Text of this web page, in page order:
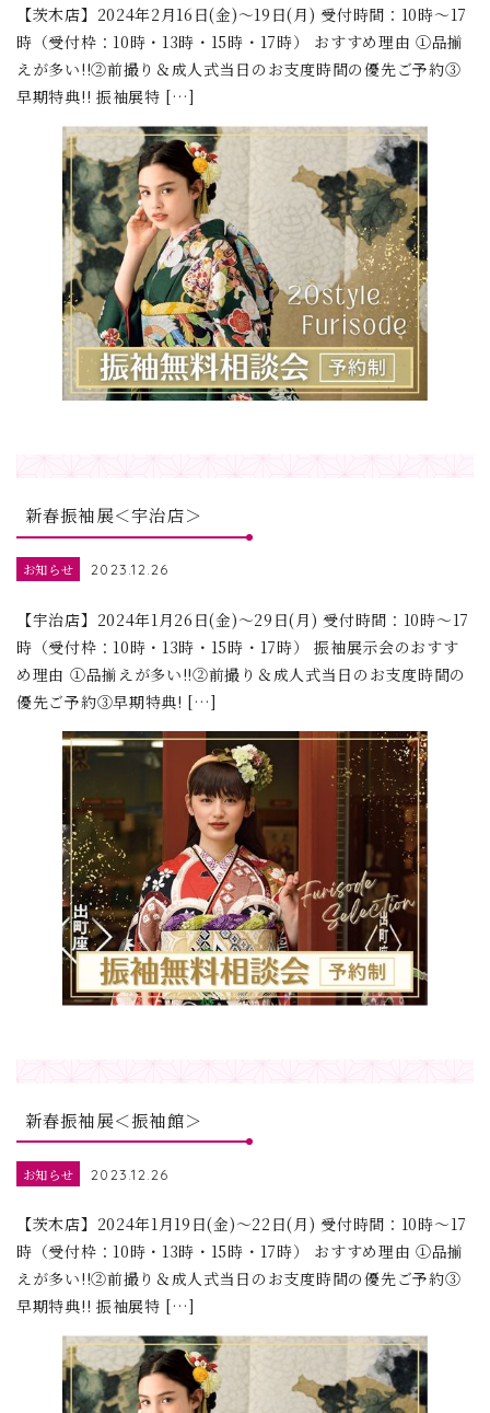
【茨木店】2024年2月16日(金)～19日(月) 受付時間：10時～17
時（受付枠：10時・13時・15時・17時） おすすめ理由 ①品揃
えが多い!!②前撮り＆成人式当日のお支度時間の優先ご予約③
早期特典!! 振袖展特 […]
新春振袖展＜宇治店＞
お知らせ 2023.12.26
【宇治店】2024年1月26日(金)～29日(月) 受付時間：10時～17
時（受付枠：10時・13時・15時・17時） 振袖展示会のおすす
め理由 ①品揃えが多い!!②前撮り＆成人式当日のお支度時間の
優先ご予約③早期特典! […]
新春振袖展＜振袖館＞
お知らせ 2023.12.26
【茨木店】2024年1月19日(金)～22日(月) 受付時間：10時～17
時（受付枠：10時・13時・15時・17時） おすすめ理由 ①品揃
えが多い!!②前撮り＆成人式当日のお支度時間の優先ご予約③
早期特典!! 振袖展特 […]